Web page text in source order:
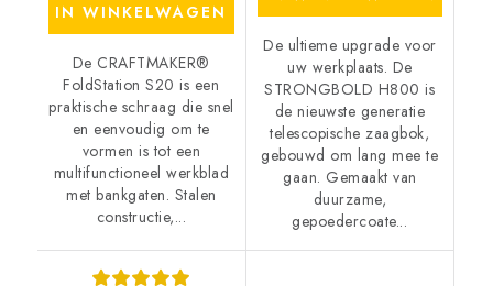
IN WINKELWAGEN
De CRAFTMAKER®
FoldStation S20 is een
praktische schraag die snel
en eenvoudig om te
vormen is tot een
multifunctioneel werkblad
met bankgaten. Stalen
constructie,...
De ultieme upgrade voor
uw werkplaats. De
STRONGBOLD H800 is
de nieuwste generatie
telescopische zaagbok,
gebouwd om lang mee te
gaan. Gemaakt van
duurzame,
gepoedercoate...